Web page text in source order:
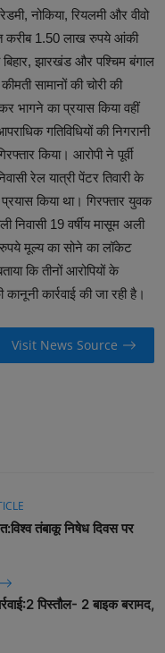
नोकिया, रियलमी और वीवो
करीब 1.50 लाख रुपये आंकी
झारखंड और पश्चिम बंगाल
सामानों की चोरी की
का प्रयास किया वहीं
गतिविधियों की निगरानी
किया। आरोपी ने पूर्वी
रेल यात्री पेंटर तिवारी के
किया था। गिरफ्तार युवक
निवासी 19 वर्षीय मासूम अली
मूल्य का सोने का लॉकेट
कि तीनों आरोपियों के
कार्रवाई की जा रही है।
Visit News Source
तंबाकू निषेध दिवस पर
पिस्तौल- 2 बाइक बरामद,